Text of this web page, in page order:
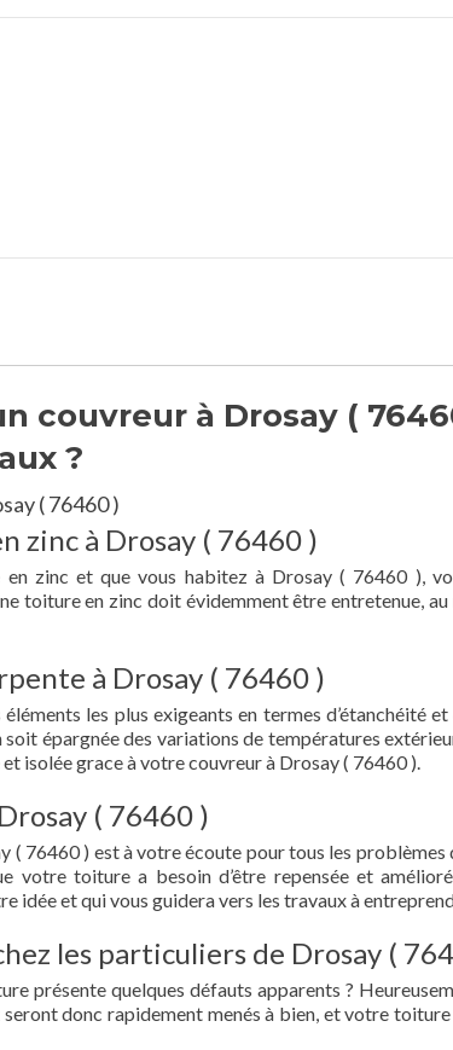
couvreur à Drosay (
?
( 76460 )
zinc à Drosay ( 76460 )
zinc et que vous habitez à Drosay ( 76460 ),
toiture en zinc doit évidemment être entretenue,
à Drosay ( 76460 )
les plus exigeants en termes d’étanchéité
épargnée des variations de températures
isolée grace à votre couvreur à Drosay ( 76460 ).
( 76460 )
( 76460 ) est à votre écoute pour tous les problèmes
votre toiture a besoin d’être repensée et
idée et qui vous guidera vers les travaux à
les particuliers de Drosay (
présente quelques défauts apparents ?
donc rapidement menés à bien, et votre